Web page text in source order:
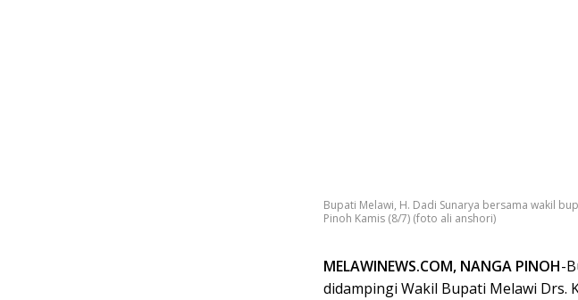
Bupati Melawi, H. Dadi Sunarya bersama wakil
Pinoh Kamis (8/7) (foto ali anshori)
MELAWINEWS.COM, NANGA PINOH-
didampingi Wakil Bupati Melawi Drs.